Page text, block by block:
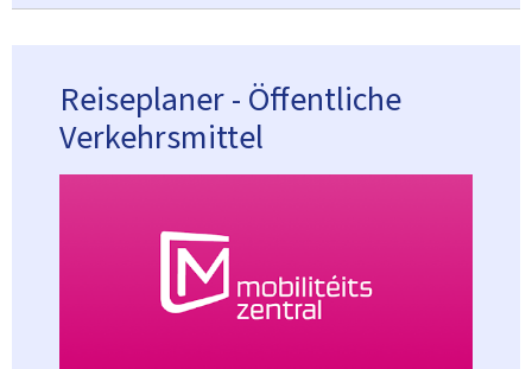
Reiseplaner - Öffentliche
Verkehrsmittel